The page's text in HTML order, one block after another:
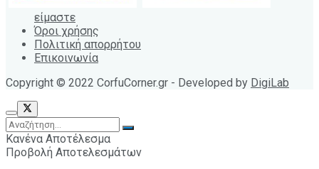
είμαστε
Όροι χρήσης
Πολιτική απορρήτου
Επικοινωνία
Copyright © 2022 CorfuCorner.gr - Developed by DigiLab
Κανένα Αποτέλεσμα
Προβολή Αποτελεσμάτων